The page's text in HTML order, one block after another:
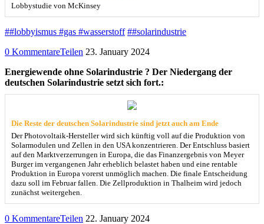
Lobbystudie von McKinsey
##lobbyismus #gas #wasserstoff ##solarindustrie
0 KommentareTeilen 23. January 2024
Energiewende ohne Solarindustrie ? Der Niedergang der
deutschen Solarindustrie setzt sich fort.:
Die Reste der deutschen Solarindustrie sind jetzt auch am Ende
Der Photovoltaik-Hersteller wird sich künftig voll auf die Produktion von
Solarmodulen und Zellen in den USA konzentrieren. Der Entschluss basiert
auf den Marktverzerrungen in Europa, die das Finanzergebnis von Meyer
Burger im vergangenen Jahr erheblich belastet haben und eine rentable
Produktion in Europa vorerst unmöglich machen. Die finale Entscheidung
dazu soll im Februar fallen. Die Zellproduktion in Thalheim wird jedoch
zunächst weitergehen.
0 KommentareTeilen 22. January 2024